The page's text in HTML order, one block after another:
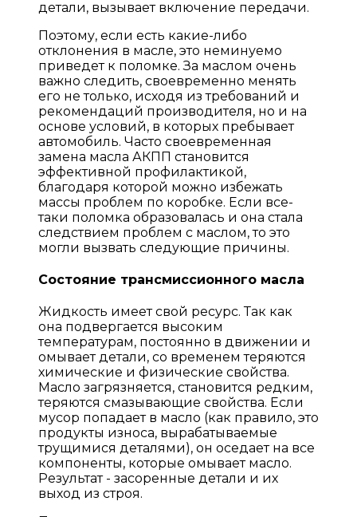
детали, вызывает включение передачи.
Поэтому, если есть какие-либо
отклонения в масле, это неминуемо
приведет к поломке. За маслом очень
важно следить, своевременно менять
его не только, исходя из требований и
рекомендаций производителя, но и на
основе условий, в которых пребывает
автомобиль. Часто своевременная
замена масла АКПП становится
эффективной профилактикой,
благодаря которой можно избежать
массы проблем по коробке. Если все-
таки поломка образовалась и она стала
следствием проблем с маслом, то это
могли вызвать следующие причины.
Состояние трансмиссионного масла
Жидкость имеет свой ресурс. Так как
она подвергается высоким
температурам, постоянно в движении и
омывает детали, со временем теряются
химические и физические свойства.
Масло загрязняется, становится редким,
теряются смазывающие свойства. Если
мусор попадает в масло (как правило, это
продукты износа, вырабатываемые
трущимися деталями), он оседает на все
компоненты, которые омывает масло.
Результат - засоренные детали и их
выход из строя.